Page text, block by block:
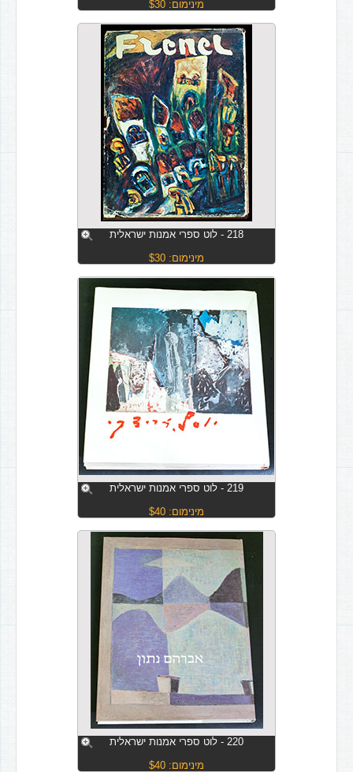
מינימום: $30
218 - לוט ספרי אמנות ישראלית
מינימום: $30
219 - לוט ספרי אמנות ישראלית
מינימום: $40
220 - לוט ספרי אמנות ישראלית
מינימום: $40